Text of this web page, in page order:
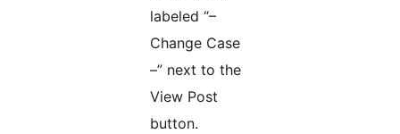
labeled “–
Change Case
–” next to the
View Post
button.